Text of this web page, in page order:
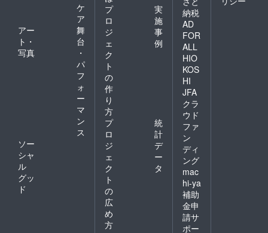
ケ
ア
アー
ト・
写真
舞
台
・
パ
フ
ォ
ー
マ
ン
ス
ソー
シャ
ル
グッ
ド
プ
ロ
ジ
ェ
ク
ト
の
作
り
方
実
施
事
例
プ
ロ
ジ
ェ
ク
ト
の
広
め
方
統
計
デ
ー
タ
納税
AD
FOR
ALL
HIO
KOS
HI
JFA
クラ
ウド
ファ
ン
ディ
ング
mac
hi-ya
補助
金申
請サ
ポー